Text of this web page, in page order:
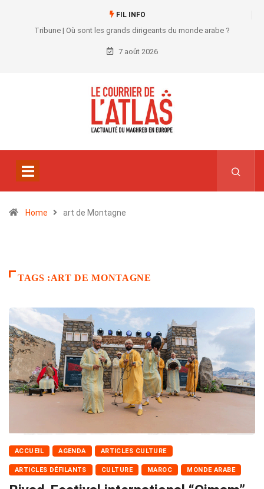
FIL INFO
Tribune | Où sont les grands dirigeants du monde arabe ?
7 août 2026
Home art de Montagne
TAGS :ART DE MONTAGNE
ACCUEIL AGENDA ARTICLES CULTURE
ARTICLES DÉFILANTS CULTURE MAROC MONDE ARABE